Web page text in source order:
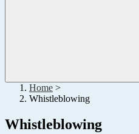
Home >
Whistleblowing
Whistleblowing